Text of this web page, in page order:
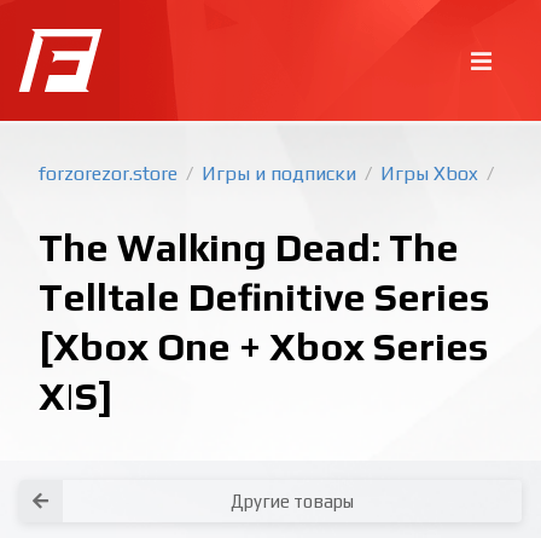
forzorezor.store / Игры и подписки / Игры Xbox /
The Walking Dead: The
Telltale Definitive Series
[Xbox One + Xbox Series
X|S]
Другие товары